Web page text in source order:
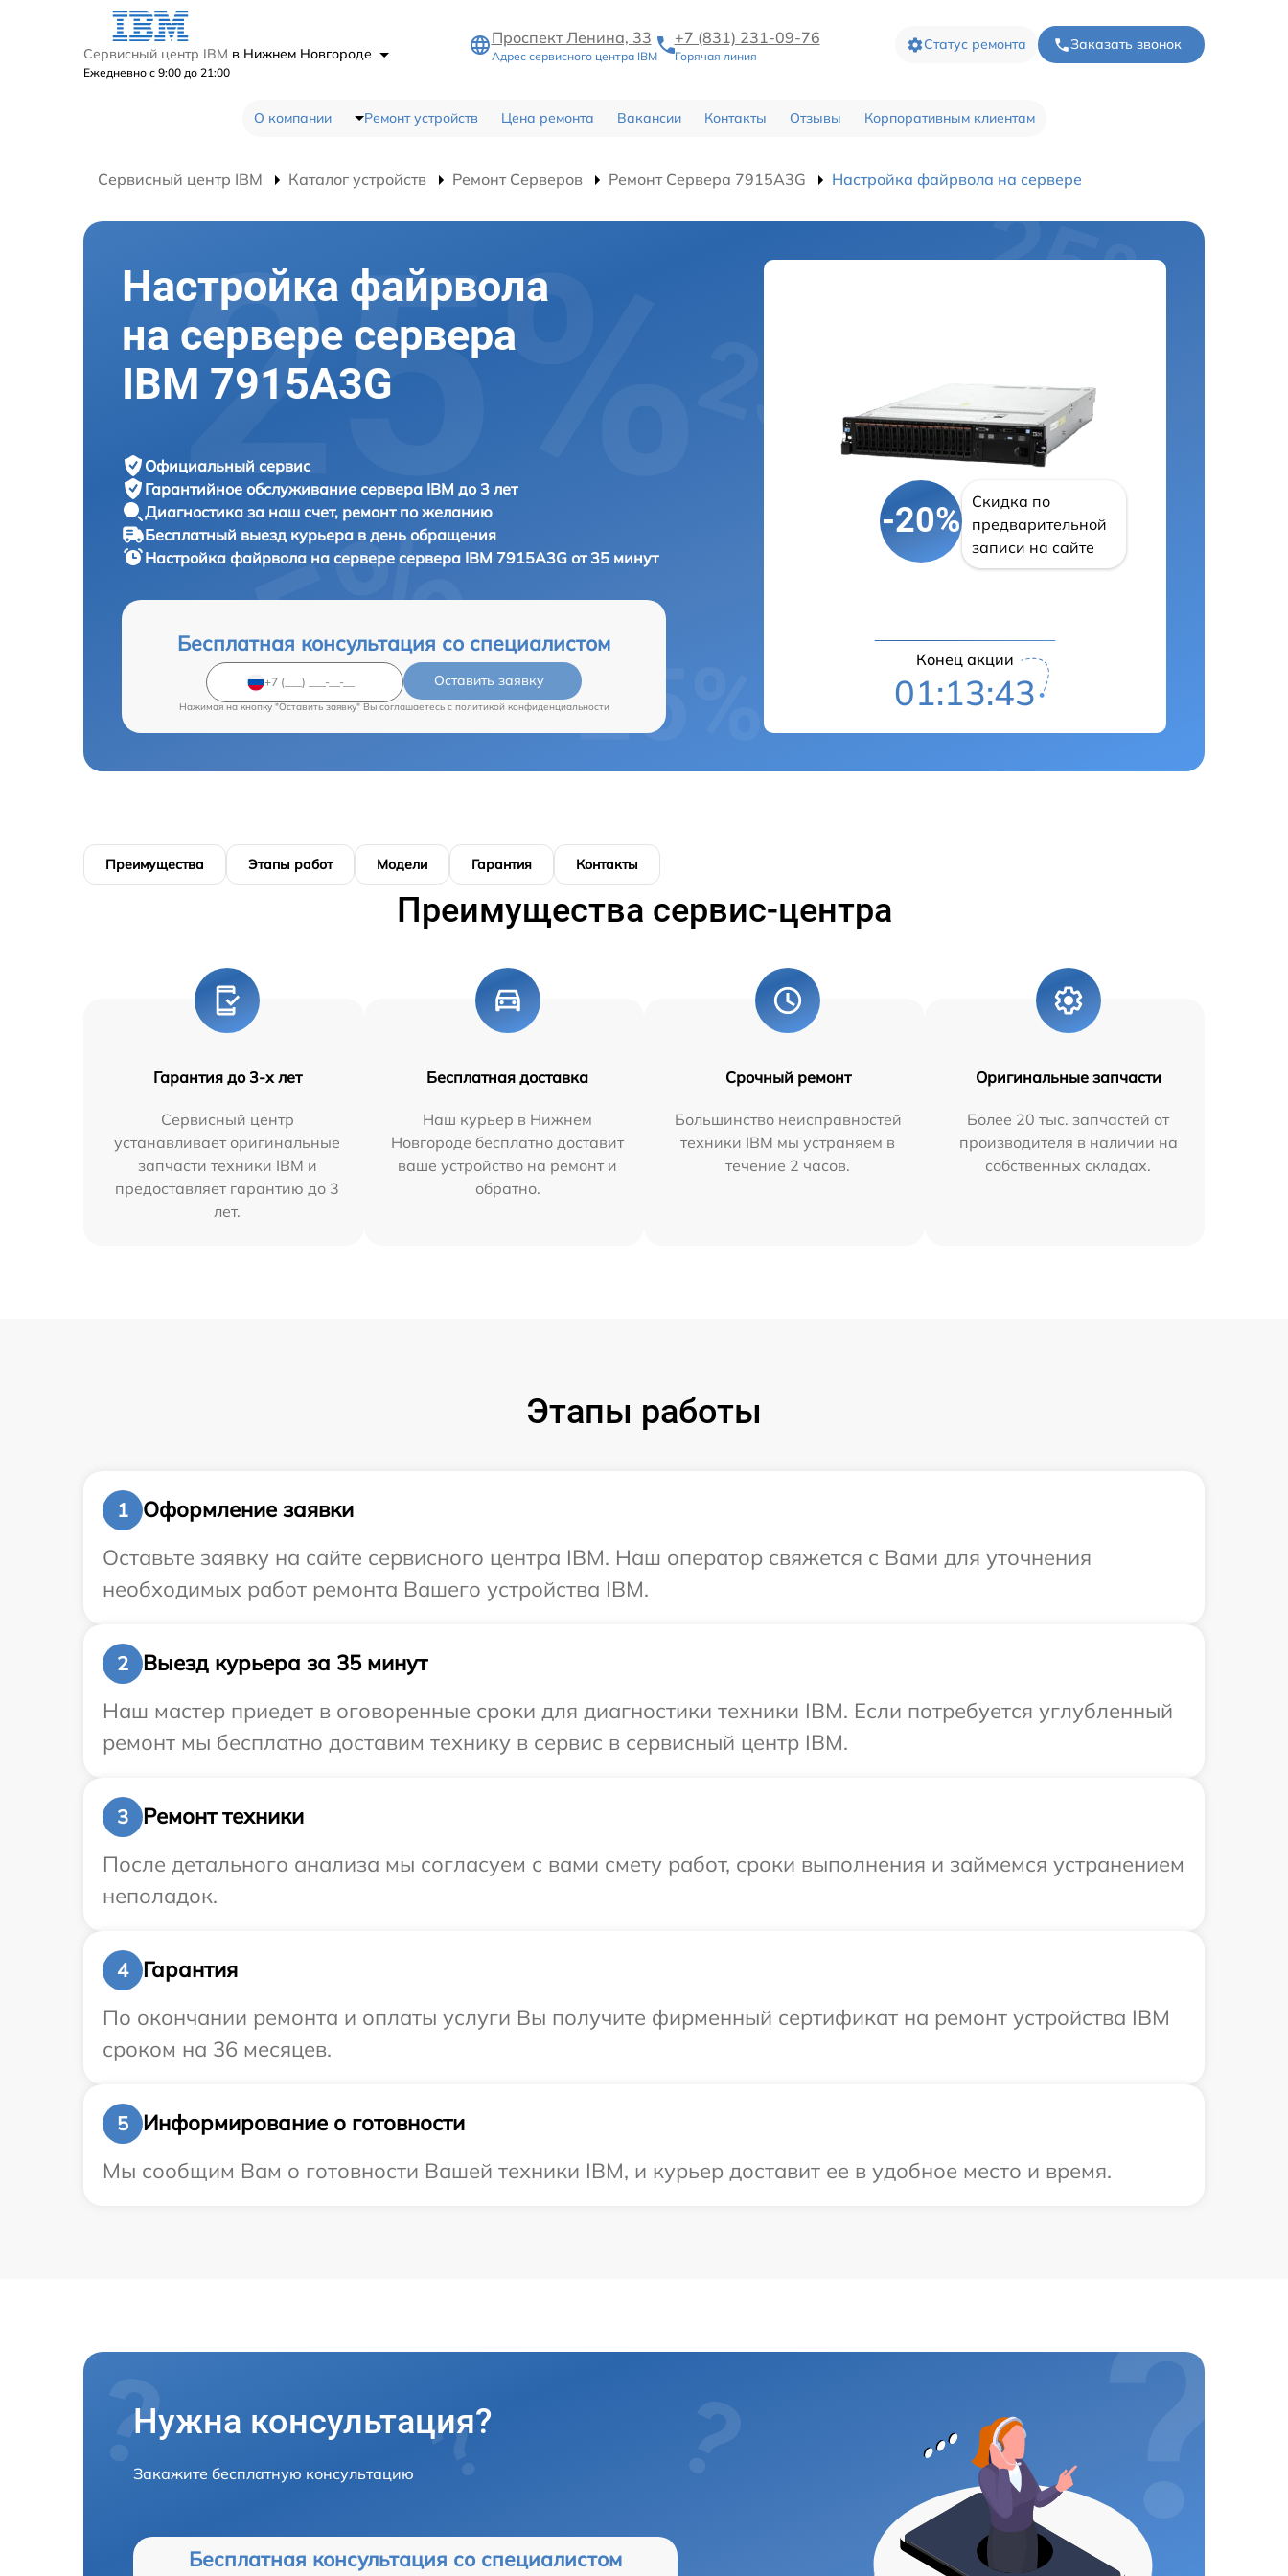
Сервисный центр IBM в Нижнем Новгороде
Ежедневно с 9:00 до 21:00
Проспект Ленина, 33
Адрес сервисного центра IBM
+7 (831) 231-09-76
Горячая линия
Статус ремонта Заказать звонок
О компании Ремонт устройств Цена ремонта Вакансии Контакты Отзывы Корпоративным клиентам
Сервисный центр IBM Каталог устройств Ремонт Серверов Ремонт Сервера 7915A3G Настройка файрвола на сервере
Настройка файрвола
на сервере сервера
IBM 7915A3G
Официальный сервис
Гарантийное обслуживание сервера IBM до 3 лет
Диагностика за наш счет, ремонт по желанию
Бесплатный выезд курьера в день обращения
Настройка файрвола на сервере сервера IBM 7915A3G от 35 минут
Бесплатная консультация со специалистом
Оставить заявку
Нажимая на кнопку "Оставить заявку" Вы соглашаетесь c политикой конфиденциальности
-20%
Скидка по
предварительной
записи на сайте
Конец акции
01:13:42
Преимущества Этапы работ Модели Гарантия Контакты
Преимущества сервис-центра
Гарантия до 3-х лет
Сервисный центр
устанавливает оригинальные
запчасти техники IBM и
предоставляет гарантию до 3
лет.
Бесплатная доставка
Наш курьер в Нижнем
Новгороде бесплатно доставит
ваше устройство на ремонт и
обратно.
Срочный ремонт
Большинство неисправностей
техники IBM мы устраняем в
течение 2 часов.
Оригинальные запчасти
Более 20 тыс. запчастей от
производителя в наличии на
собственных складах.
Этапы работы
1
Оформление заявки
Оставьте заявку на сайте сервисного центра IBM. Наш оператор свяжется с Вами для уточнения
необходимых работ ремонта Вашего устройства IBM.
2
Выезд курьера за 35 минут
Наш мастер приедет в оговоренные сроки для диагностики техники IBM. Если потребуется углубленный
ремонт мы бесплатно доставим технику в сервис в сервисный центр IBM.
3
Ремонт техники
После детального анализа мы согласуем с вами смету работ, сроки выполнения и займемся устранением
неполадок.
4
Гарантия
По окончании ремонта и оплаты услуги Вы получите фирменный сертификат на ремонт устройства IBM
сроком на 36 месяцев.
5
Информирование о готовности
Мы сообщим Вам о готовности Вашей техники IBM, и курьер доставит ее в удобное место и время.
Нужна консультация?
Закажите бесплатную консультацию
Бесплатная консультация со специалистом